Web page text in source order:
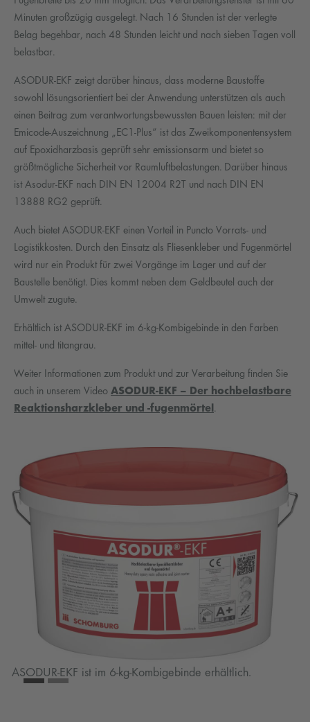
Minuten großzügig ausgelegt. Nach 16 Stunden ist der verlegte
Belag begehbar, nach 48 Stunden leicht und nach sieben Tagen voll
belastbar.
ASODUR-EKF zeigt darüber hinaus, dass moderne Baustoffe
sowohl lösungsorientiert bei der Anwendung unterstützen als auch
einen Beitrag zum verantwortungsbewussten Bauen leisten: mit der
Emicode-Auszeichnung „EC1-Plus“ ist das Zweikomponentensystem
auf Epoxidharzbasis geprüft sehr emissionsarm und bietet so
größtmögliche Sicherheit vor Raumluftbelastungen. Darüber hinaus
ist Asodur-EKF nach DIN EN 12004 R2T und nach DIN EN
13888 RG2 geprüft.
Auch bietet ASODUR-EKF einen Vorteil in Puncto Vorrats- und
Logistikkosten. Durch den Einsatz als Fliesenkleber und Fugenmörtel
wird nur ein Produkt für zwei Vorgänge im Lager und auf der
Baustelle benötigt. Dies kommt neben dem Geldbeutel auch der
Umwelt zugute.
Erhältlich ist ASODUR-EKF im 6-kg-Kombigebinde in den Farben
mittel- und titangrau.
Weiter Informationen zum Produkt und zur Verarbeitung finden Sie
auch in unserem Video ASODUR-EKF – Der hochbelastbare
Reaktionsharzkleber und -fugenmörtel .
ASODUR-EKF ist im 6-kg-Kombigebinde erhältlich.